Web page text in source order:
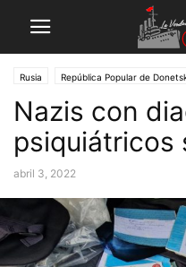
Rusia República Popular de
Nazis con
psiquiátricos
abril 3, 2022